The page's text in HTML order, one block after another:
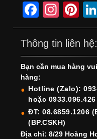
F
a
c
e
b
o
o
k
In
st
a
gr
a
m
Pi
nt
er
e
st
Thông tin liên hệ:
Bạn cần mua hàng
hàng:
Hotline (Zalo):
hoặc
ĐT: 08.6859.1206
(BP.CSKH)
Địa chỉ: 8/29 Hoàng